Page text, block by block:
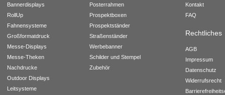
Bannerdisplays
RollUp
Fahnensysteme
Großformatdruck
Messe-Displays
Messe-Theken
Nachdrucke
Outdoor Displays
Leitsysteme
Posterrahmen
Prospektboxen
Prospektständer
Straßenständer
Werbebanner
Schilder und Stempel
Zubehör
Kontakt
FAQ
Rechtliches
AGB
Impressum
Datenschutz
Widerrufsrecht